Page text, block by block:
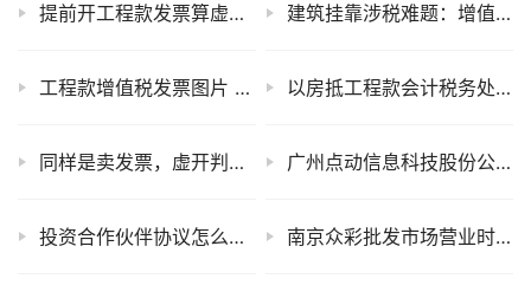
提前开工程款发票算虚开吗？稽查风险与合规要点 建筑挂靠涉税难题：增值税与所得税纳税主体认定标准不同
工程款增值税发票图片 虚开案律师怎么选 以房抵工程款会计税务处理及核心原则与房企会计处理要点
同样是卖发票，虚开判无期，非法出售只判5年，生死线在哪 广州点动信息科技股份公司：粤港中型企业服务专家
投资合作伙伴协议怎么写？2025 年格式模板及关键要素全解析 南京众彩批发市场营业时间 榴莲直采价更低